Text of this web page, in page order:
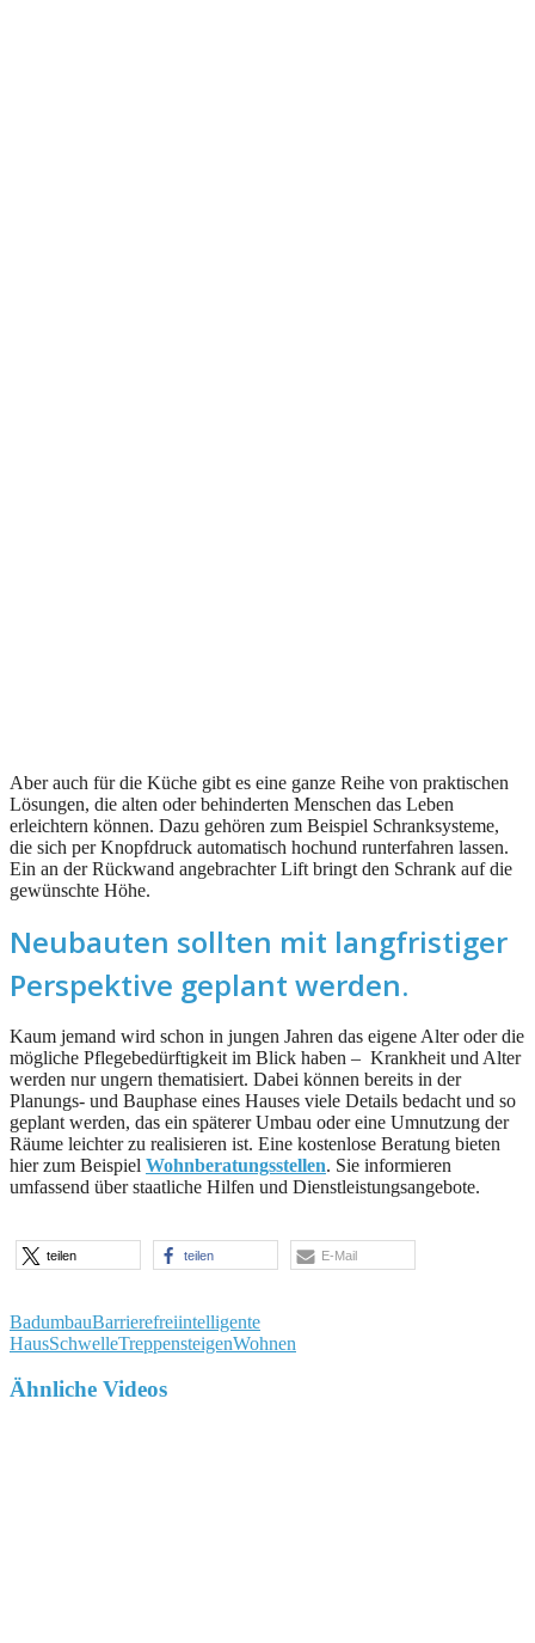
Aber auch für die Küche gibt es eine ganze Reihe von praktischen
Lösungen, die alten oder behinderten Menschen das Leben
erleichtern können. Dazu gehören zum Beispiel Schranksysteme,
die sich per Knopfdruck automatisch hochund runterfahren lassen.
Ein an der Rückwand angebrachter Lift bringt den Schrank auf die
gewünschte Höhe.
Neubauten sollten mit langfristiger
Perspektive geplant werden.
Kaum jemand wird schon in jungen Jahren das eigene Alter oder die
mögliche Pflegebedürftigkeit im Blick haben – Krankheit und Alter
werden nur ungern thematisiert. Dabei können bereits in der
Planungs- und Bauphase eines Hauses viele Details bedacht und so
geplant werden, das ein späterer Umbau oder eine Umnutzung der
Räume leichter zu realisieren ist. Eine kostenlose Beratung bieten
hier zum Beispiel Wohnberatungsstellen. Sie informieren
umfassend über staatliche Hilfen und Dienstleistungsangebote.
teilen teilen E-Mail
BadumbauBarrierefreiintelligente
HausSchwelleTreppensteigenWohnen
Ähnliche Videos